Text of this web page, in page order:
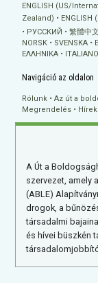
ENGLISH (US/
Zealand)
ENGLISH
РУССКИЙ
繁體中文
NORSK
SVENSKA
ΕΛΛΗΝΙΚA
ITALIANO
Navigáció az oldalon
Rólunk Az út a
Megrendelés
Hírek
A Út a
szervezet, amely
(ABLE)
drogok, a
társadalmi
és hívei büszkén